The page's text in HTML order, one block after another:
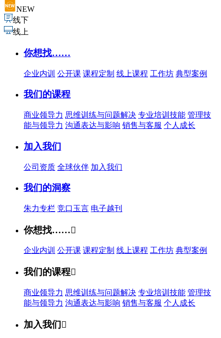
NEW
线下
线上
你想找……
企业内训 公开课 课程定制 线上课程 工作坊 典型案例
我们的课程
商业领导力 思维训练与问题解决 专业培训技能 管理技
能与领导力 沟通表达与影响 销售与客服 个人成长
加入我们
公司资质 全球伙伴 加入我们
我们的洞察
朱力专栏 竞口玉言 电子越刊
你想找……
企业内训 公开课 课程定制 线上课程 工作坊 典型案例
我们的课程
商业领导力 思维训练与问题解决 专业培训技能 管理技
能与领导力 沟通表达与影响 销售与客服 个人成长
加入我们